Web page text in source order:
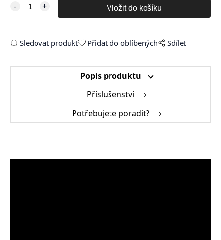
Sledovat produkt Přidat do oblíbených Sdílet
Popis produktu
Příslušenství
Potřebujete poradit?